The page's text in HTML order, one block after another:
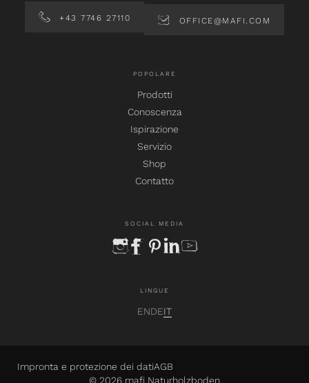
+43 7746 27110 OFFICE@MAFI.COM
POPOLARE
Prodotti
Conoscenza
Ispirazione
Servizio
Shop
Contatto
SOCIAL MEDIA
instagram
facebook
pinterest
linkedinyoutube
LINGUE
ENDEIT
Impronta e protezione dei datiAGB
© 2026 mafi Naturholzboden